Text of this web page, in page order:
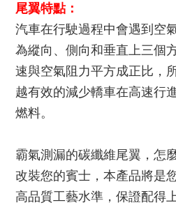
尾翼特點：
汽車在行駛過程中會遇到空
為縱向、側向和垂直上三個
速與空氣阻力平方成正比，
越有效的減少轎車在高速行
燃料。
霸氣測漏的碳纖維尾翼，怎
改裝您的賓士，本產品將是
高品質工藝水準，保證配得